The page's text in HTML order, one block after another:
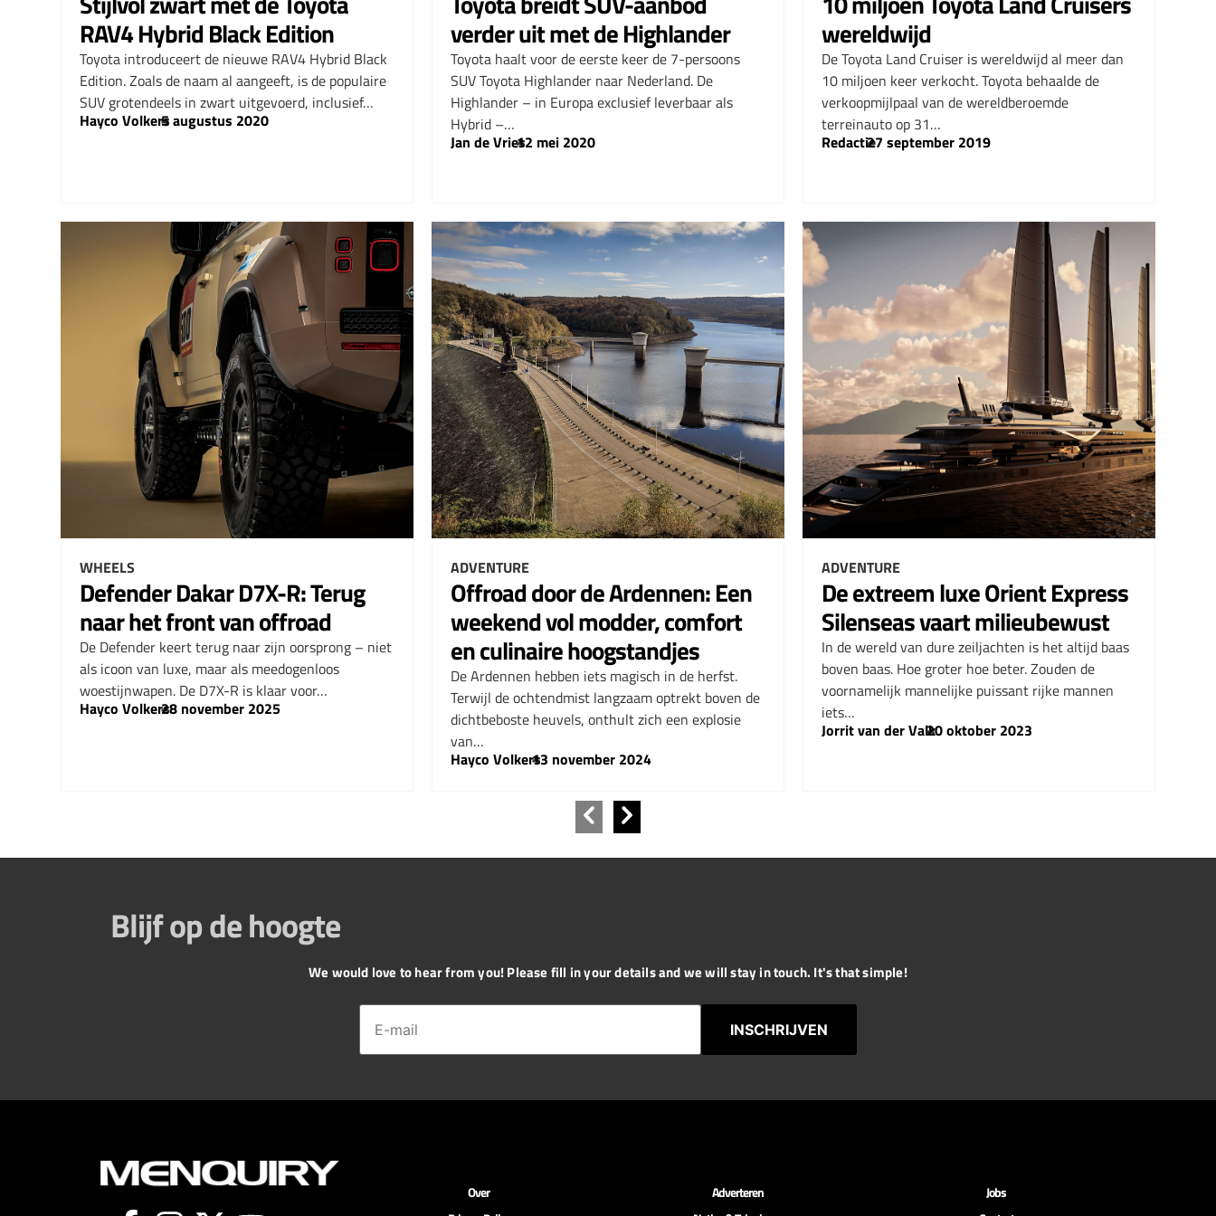
RAV4 Hybrid Black Edition
Toyota introduceert de nieuwe RAV4 Hybrid Black
Edition. Zoals de naam al aangeeft, is de populaire
SUV grotendeels in zwart uitgevoerd, inclusief…
Hayco Volkers
–
5 augustus 2020
verder uit met de Highlander
Toyota haalt voor de eerste keer de 7-persoons
SUV Toyota Highlander naar Nederland. De
Highlander – in Europa exclusief leverbaar als
Hybrid –…
Jan de Vries
–
12 mei 2020
wereldwijd
De Toyota Land Cruiser is wereldwijd al meer dan
10 miljoen keer verkocht. Toyota behaalde de
verkoopmijlpaal van de wereldberoemde
terreinauto op 31…
Redactie
–
27 september 2019
WHEELS
Defender Dakar D7X-R: Terug
naar het front van offroad
De Defender keert terug naar zijn oorsprong – niet
als icoon van luxe, maar als meedogenloos
woestijnwapen. De D7X-R is klaar voor…
Hayco Volkers
–
28 november 2025
ADVENTURE
Offroad door de Ardennen: Een
weekend vol modder, comfort
en culinaire hoogstandjes
De Ardennen hebben iets magisch in de herfst.
Terwijl de ochtendmist langzaam optrekt boven de
dichtbeboste heuvels, onthult zich een explosie
van…
Hayco Volkers
–
13 november 2024
ADVENTURE
De extreem luxe Orient Express
Silenseas vaart milieubewust
In de wereld van dure zeiljachten is het altijd baas
boven baas. Hoe groter hoe beter. Zouden de
voornamelijk mannelijke puissant rijke mannen
iets…
Jorrit van der Valk
–
20 oktober 2023
Blijf op de hoogte
We would love to hear from you! Please fill in your details and we will stay in touch. It's that simple!
INSCHRIJVEN
Over
Adverteren
Jobs